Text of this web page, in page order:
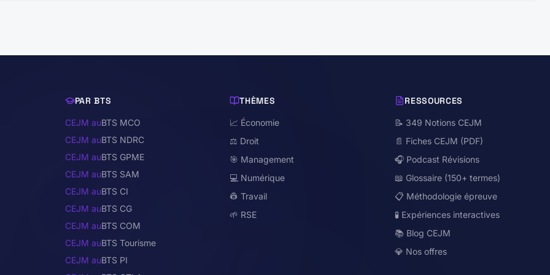
PAR BTS
CEJM auBTS MCO
CEJM auBTS NDRC
CEJM auBTS GPME
CEJM auBTS SAM
CEJM auBTS CI
CEJM auBTS CG
CEJM auBTS COM
CEJM auBTS Tourisme
CEJM auBTS PI
THÈMES
📈 Économie
⚖️ Droit
🎯 Management
💻 Numérique
👷 Travail
🌱 RSE
RESSOURCES
📝 349 Notions CEJM
📄 Fiches CEJM (PDF)
🎧 Podcast Révisions
📖 Glossaire (150+ termes)
📋 Méthodologie épreuve
🧪 Expériences interactives
📚 Blog CEJM
💎 Nos offres